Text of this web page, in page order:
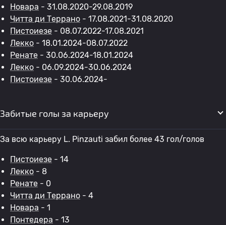
Новара - 31.08.2020-29.08.2019
Читта ди Террано - 17.08.2021-31.08.2020
Пистоиезе - 08.07.2022-17.08.2021
Лекко - 18.01.2024-08.07.2022
Ренате - 30.06.2024-18.01.2024
Лекко - 06.09.2024-30.06.2024
Пистоиезе - 30.06.2024-
Забитые голы за карьеру
За всю карьеру L. Pinzauti забил более 43 гол/голов
Пистоиезе - 14
Лекко - 8
Ренате - 0
Читта ди Террано - 4
Новара - 1
Понтедера - 13